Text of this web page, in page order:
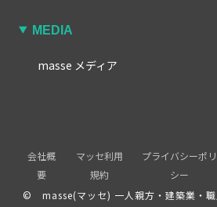
MEDIA
masse メディア
会社概
要
マッセ利用
規約
プライバシーポリ
シー
© masse(マッセ) 一人親方・建築業・職